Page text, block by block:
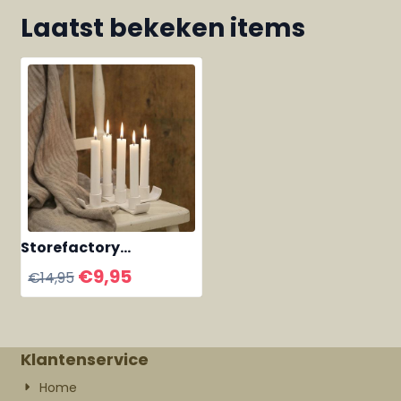
Laatst bekeken items
Storefactory
kaarsenstander Nye
voor 5 kaarsen
€14,95 €9,95
Klantenservice
Home